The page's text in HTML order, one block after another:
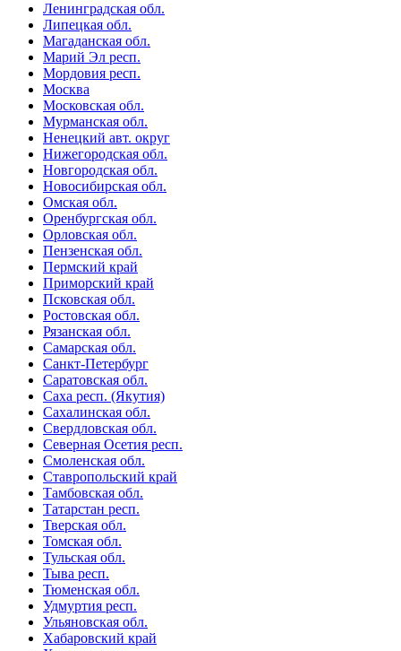
Ленинградская обл.
Липецкая обл.
Магаданская обл.
Марий Эл респ.
Мордовия респ.
Москва
Московская обл.
Мурманская обл.
Ненецкий авт. округ
Нижегородская обл.
Новгородская обл.
Новосибирская обл.
Омская обл.
Оренбургская обл.
Орловская обл.
Пензенская обл.
Пермский край
Приморский край
Псковская обл.
Ростовская обл.
Рязанская обл.
Самарская обл.
Санкт-Петербург
Саратовская обл.
Саха респ. (Якутия)
Сахалинская обл.
Свердловская обл.
Северная Осетия респ.
Смоленская обл.
Ставропольский край
Тамбовская обл.
Татарстан респ.
Тверская обл.
Томская обл.
Тульская обл.
Тыва респ.
Тюменская обл.
Удмуртия респ.
Ульяновская обл.
Хабаровский край